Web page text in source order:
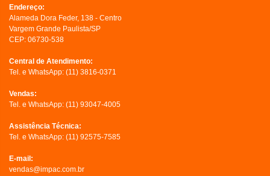
Endereço:
Alameda Dora Feder, 138 - Centro
Vargem Grande Paulista/SP
CEP: 06730-538
Central de Atendimento:
Tel. e WhatsApp: (11) 3816-0371
Vendas:
Tel. e WhatsApp: (11) 93047-4005
Assistência Técnica:
Tel. e WhatsApp: (11) 92575-7585
E-mail:
vendas@impac.com.br